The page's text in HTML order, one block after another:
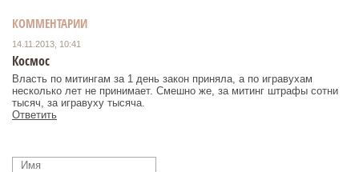
КОММЕНТАРИИ
14.11.2013, 10:41
Космос
Власть по митингам за 1 день закон приняла, а по игравухам
несколько лет не принимает. Смешно же, за митинг штрафы сотни
тысяч, за игравуху тысяча.
Ответить